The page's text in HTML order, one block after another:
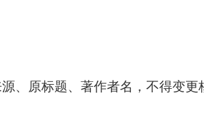
、原标题、著作者名，不得变更